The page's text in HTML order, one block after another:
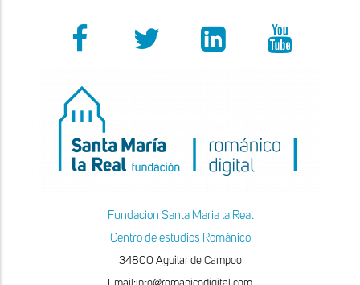
Fundacion Santa Maria la Real
Centro de estudios Románico
34800 Aguilar de Campoo